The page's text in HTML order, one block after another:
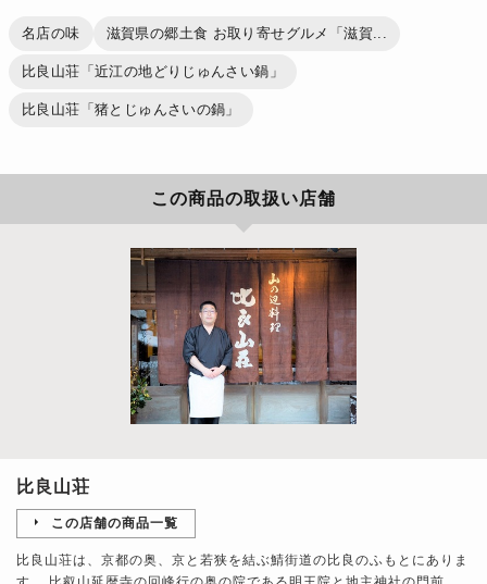
名店の味 滋賀県の郷土食 お取り寄せグルメ「滋賀...
比良山荘「近江の地どりじゅんさい鍋」
比良山荘「猪とじゅんさいの鍋」
この商品の取扱い店舗
比良山荘
この店舗の商品一覧
比良山荘は、京都の奥、京と若狭を結ぶ鯖街道の比良のふもとにありま